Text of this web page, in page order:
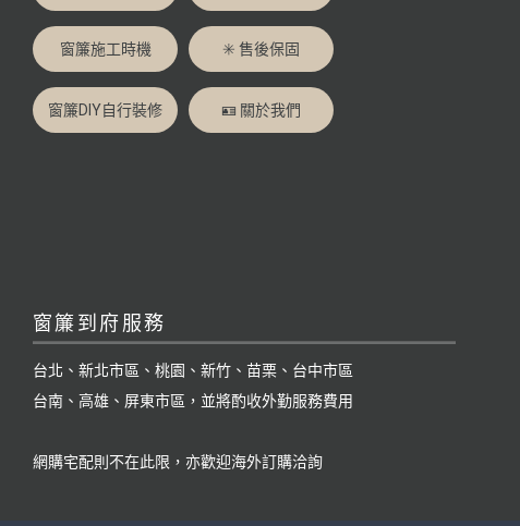
窗簾施工時機 ✳️ 售後保固
窗簾DIY自行裝修 🪪 關於我們
窗簾到府服務
台北、新北市區、桃園、新竹、苗栗、台中市區
台南、高雄、屏東市區，並將酌收外勤服務費用
網購宅配則不在此限，亦歡迎海外訂購洽詢